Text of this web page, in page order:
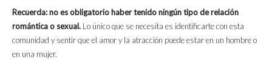
Recuerda: no es obligatorio haber tenido ningún tipo de relación
romántica o sexual. Lo único que se necesita es identificarte con esta
comunidad y sentir que el amor y la atracción puede estar en un hombre o
en una mujer.